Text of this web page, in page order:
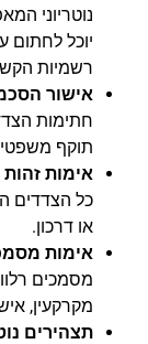
נוטריוני
יוכל לחתום
רשמיות
אישור
חתימות
תוקף
אימות
כל הצדדים
או דרכון.
אימות
מסמכים
מקרקעין,
תצהירים